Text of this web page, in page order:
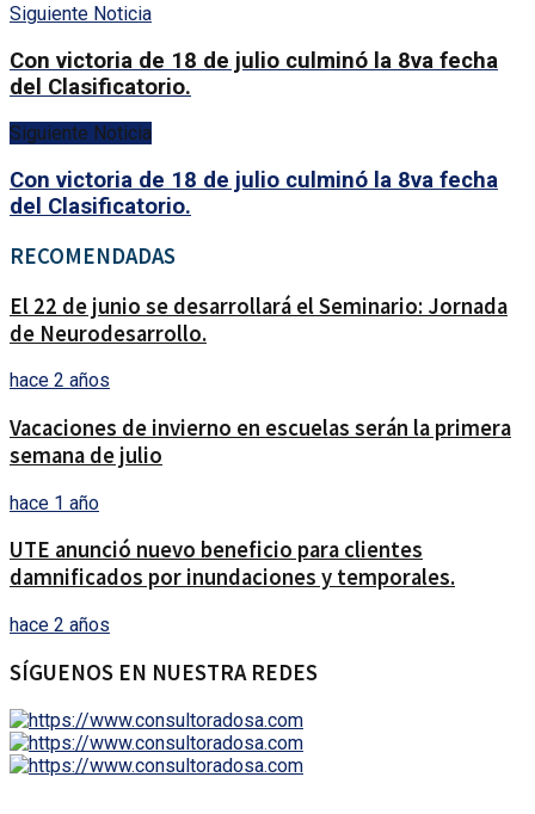
Siguiente Noticia
Con victoria de 18 de julio culminó la 8va fecha
del Clasificatorio.
Siguiente Noticia
Con victoria de 18 de julio culminó la 8va fecha
del Clasificatorio.
RECOMENDADAS
El 22 de junio se desarrollará el Seminario: Jornada
de Neurodesarrollo.
hace 2 años
Vacaciones de invierno en escuelas serán la primera
semana de julio
hace 1 año
UTE anunció nuevo beneficio para clientes
damnificados por inundaciones y temporales.
hace 2 años
SÍGUENOS EN NUESTRA REDES